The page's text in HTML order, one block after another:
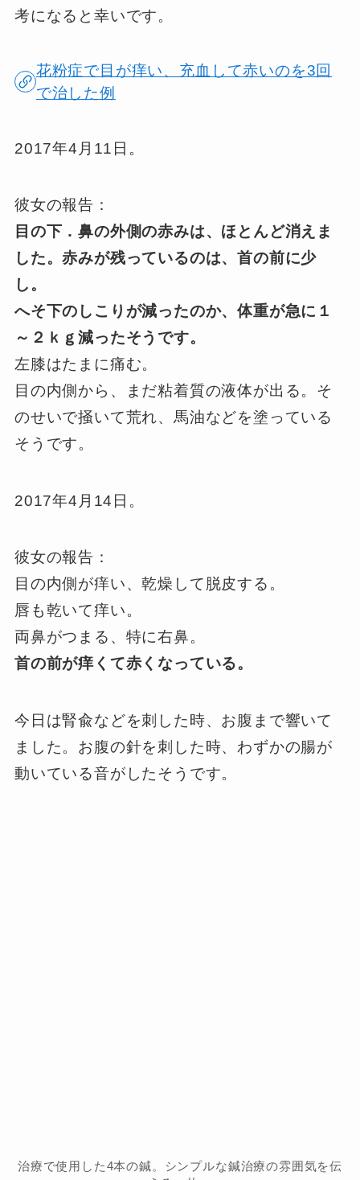
考になると幸いです。
花粉症で目が痒い、充血して赤いのを3回
で治した例
2017年4月11日。
彼女の報告：
目の下．鼻の外側の赤みは、ほとんど消えま
した。赤みが残っているのは、首の前に少
し。
へそ下のしこりが減ったのか、体重が急に１
～２ｋｇ減ったそうです。
左膝はたまに痛む。
目の内側から、まだ粘着質の液体が出る。そ
のせいで掻いて荒れ、馬油などを塗っている
そうです。
2017年4月14日。
彼女の報告：
目の内側が痒い、乾燥して脱皮する。
唇も乾いて痒い。
両鼻がつまる、特に右鼻。
首の前が痒くて赤くなっている。
今日は腎兪などを刺した時、お腹まで響いて
ました。お腹の針を刺した時、わずかの腸が
動いている音がしたそうです。
治療で使用した4本の鍼。シンプルな鍼治療の雰囲気を伝